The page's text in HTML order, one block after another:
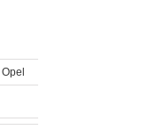
Opel